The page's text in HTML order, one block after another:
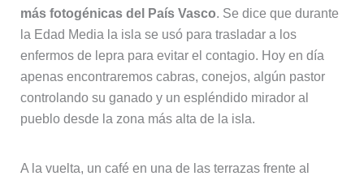
más fotogénicas del País Vasco. Se dice que durante
la Edad Media la isla se usó para trasladar a los
enfermos de lepra para evitar el contagio. Hoy en día
apenas encontraremos cabras, conejos, algún pastor
controlando su ganado y un espléndido mirador al
pueblo desde la zona más alta de la isla.
A la vuelta, un café en una de las terrazas frente al